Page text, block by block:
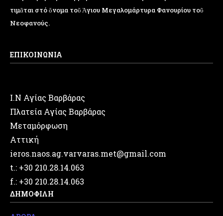
τιμᾶται στό ὄνομα τοῦ Ἁγιου Μεγαλομάρτυρα Φανουρίου τοῦ
Νεοφανούς.
ΕΠΙΚΟΙΝΩΝΙΑ
Ι.Ν Αγίας Βαρβάρας
Πλατεία Αγίας Βαρβάρας
Μεταμόρφωση
Αττική
ieros.naos.ag.varvaras.met@gmail.com
t.: +30 210.28.14.063
f.: +30 210.28.14.063
ΔΗΜΟΦΙΛΗ